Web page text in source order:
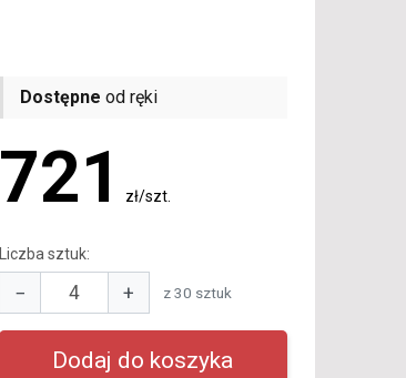
Dostępne od ręki
721 zł/szt.
Liczba sztuk:
− + z 30 sztuk